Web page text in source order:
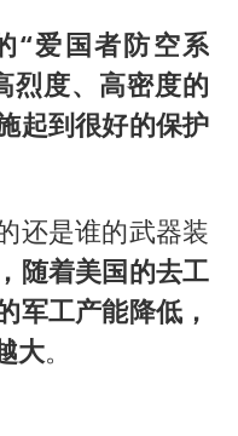
“爱国者防空系
烈度、高密度的
起到很好的保护
还是谁的武器装
随着美国的去工
军工产能降低，
大。